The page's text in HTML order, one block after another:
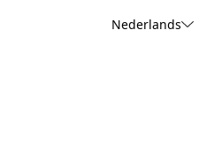
Nederlands